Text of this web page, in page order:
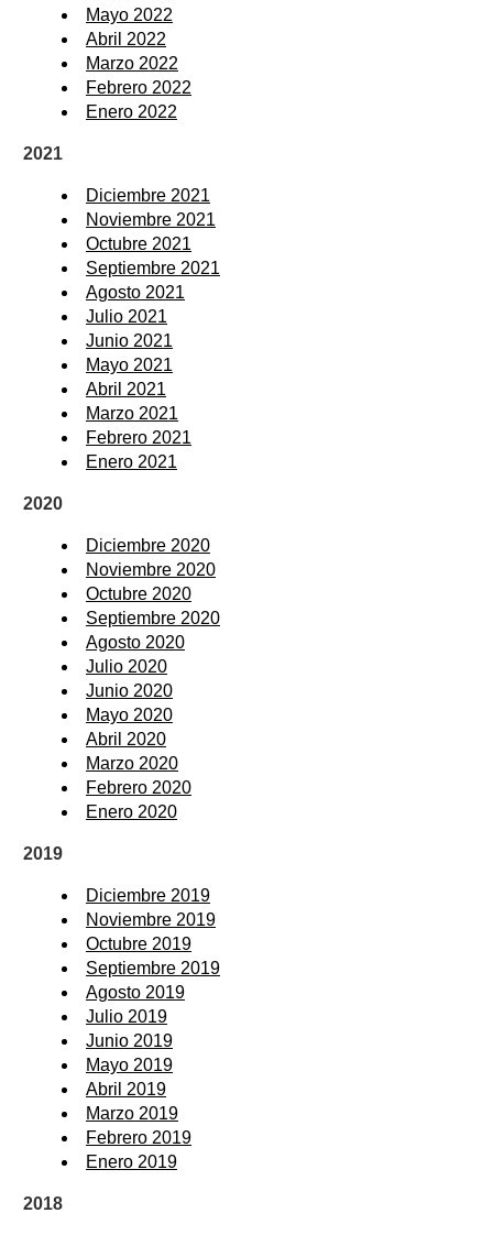
Mayo 2022
Abril 2022
Marzo 2022
Febrero 2022
Enero 2022
2021
Diciembre 2021
Noviembre 2021
Octubre 2021
Septiembre 2021
Agosto 2021
Julio 2021
Junio 2021
Mayo 2021
Abril 2021
Marzo 2021
Febrero 2021
Enero 2021
2020
Diciembre 2020
Noviembre 2020
Octubre 2020
Septiembre 2020
Agosto 2020
Julio 2020
Junio 2020
Mayo 2020
Abril 2020
Marzo 2020
Febrero 2020
Enero 2020
2019
Diciembre 2019
Noviembre 2019
Octubre 2019
Septiembre 2019
Agosto 2019
Julio 2019
Junio 2019
Mayo 2019
Abril 2019
Marzo 2019
Febrero 2019
Enero 2019
2018